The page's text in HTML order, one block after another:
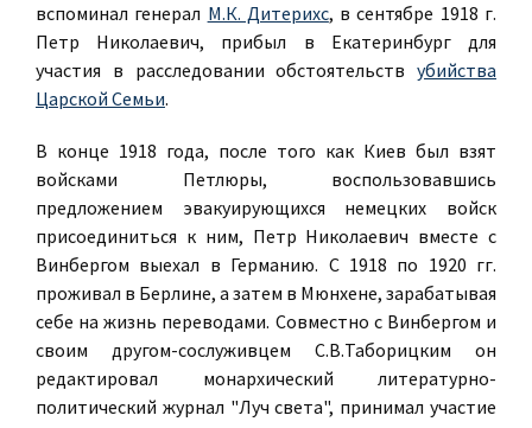
вспоминал генерал М.К. Дитерихс, в сентябре 1918 г.
Петр Николаевич, прибыл в Екатеринбург для
участия в расследовании обстоятельств убийства
Царской Семьи.
В конце 1918 года, после того как Киев был взят
войсками Петлюры, воспользовавшись
предложением эвакуирующихся немецких войск
присоединиться к ним, Петр Николаевич вместе с
Винбергом выехал в Германию. С 1918 по 1920 гг.
проживал в Берлине, а затем в Мюнхене, зарабатывая
себе на жизнь переводами. Совместно с Винбергом и
своим другом-сослуживцем С.В.Таборицким он
редактировал монархический литературно-
политический журнал "Луч света", принимал участие